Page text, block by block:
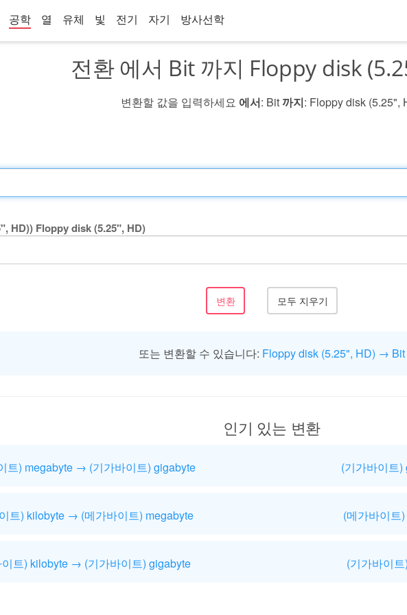
공학 열 유체 빛 전기 자기 방사선학
전환 에서 Bit 까지 Floppy disk
변환할 값을 입력하세요 에서: Bit까지: Floppy disk (5.25",
HD)) Floppy disk (5.25", HD)
또는 변환할 수 있습니다: Floppy disk (5.25", HD) → Bit
인기 있는 변환
트) megabyte → (기가바이트) gigabyte (기가바이트
트) kilobyte → (메가바이트) megabyte (메가바이트
이트) kilobyte → (기가바이트) gigabyte (기가바이